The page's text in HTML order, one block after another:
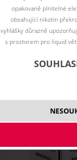
opakovaně plnitelné
obsahující nikotin
vyhlášky důrazně
s prostorem pro liquid